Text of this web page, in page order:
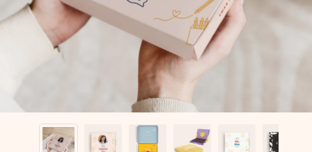
namn, ditt foto eller ett meddelande som verkligen berör
hennes hjärta. Inget krångel, bara med all kärlek för stunden.